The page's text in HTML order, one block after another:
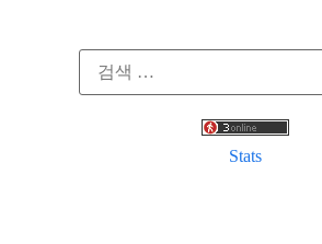
검
색:
Stats